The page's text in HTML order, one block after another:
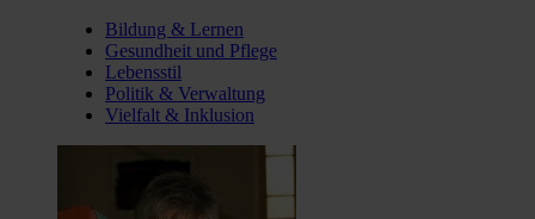
Bildung & Lernen
Gesundheit und Pflege
Lebensstil
Politik & Verwaltung
Vielfalt & Inklusion